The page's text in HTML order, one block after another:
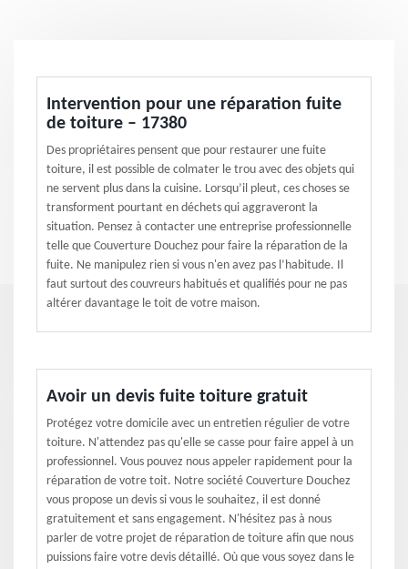
Intervention pour une réparation fuite
de toiture – 17380
Des propriétaires pensent que pour restaurer une fuite
toiture, il est possible de colmater le trou avec des objets qui
ne servent plus dans la cuisine. Lorsqu’il pleut, ces choses se
transforment pourtant en déchets qui aggraveront la
situation. Pensez à contacter une entreprise professionnelle
telle que Couverture Douchez pour faire la réparation de la
fuite. Ne manipulez rien si vous n'en avez pas l’habitude. Il
faut surtout des couvreurs habitués et qualifiés pour ne pas
altérer davantage le toit de votre maison.
Avoir un devis fuite toiture gratuit
Protégez votre domicile avec un entretien régulier de votre
toiture. N'attendez pas qu'elle se casse pour faire appel à un
professionnel. Vous pouvez nous appeler rapidement pour la
réparation de votre toit. Notre société Couverture Douchez
vous propose un devis si vous le souhaitez, il est donné
gratuitement et sans engagement. N'hésitez pas à nous
parler de votre projet de réparation de toiture afin que nous
puissions faire votre devis détaillé. Où que vous soyez dans le